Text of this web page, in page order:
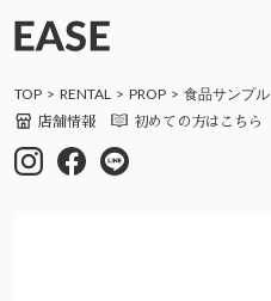
TOP RENTAL PROP 食品サンプル
店舗情報 初めての方はこちら